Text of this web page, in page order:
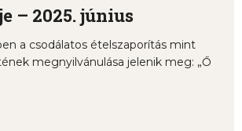
– 2025. június
a csodálatos ételszaporítás mint
megnyilvánulása jelenik meg: „Ő